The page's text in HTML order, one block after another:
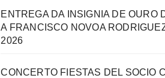
ENTREGA DA INSIGNIA DE OURO
A FRANCISCO NOVOA
2026
CONCERTO FIESTAS DEL SOCIO